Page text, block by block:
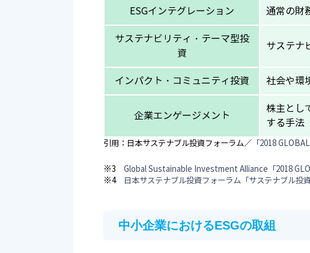
ESGインテグレーション 通常の財
サステナビリティ・テーマ型投
資
サステナ
インパクト・コミュニティ投資 社会や環
企業エンゲージメント
株主とし
する手法
引用：日本サステナブル投資フォーラム／ 「2018
※3 Global Sustainable Investment Alliance「2018
※4
日本サステナブル投資フォーラム「サステナブル投
中小企業におけるESGの取組